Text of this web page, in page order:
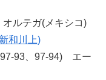
ルテガ(メキシコ)
和川上)
93、97-94) エー